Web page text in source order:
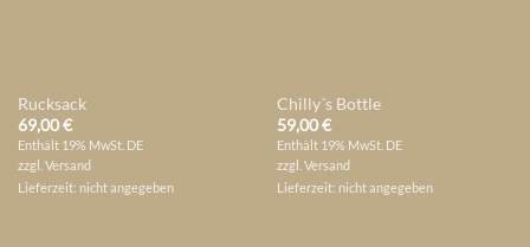
Rucksack
69,00€
Enthält 19% MwSt. DE
zzgl. Versand
Lieferzeit: nicht angegeben
Chilly´s Bottle
59,00€
Enthält 19% MwSt. DE
zzgl. Versand
Lieferzeit: nicht angegeben